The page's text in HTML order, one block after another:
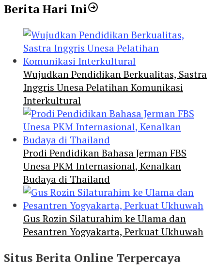
Berita Hari Ini
Wujudkan Pendidikan Berkualitas, Sastra
Inggris Unesa Pelatihan Komunikasi
Interkultural
Prodi Pendidikan Bahasa Jerman FBS
Unesa PKM Internasional, Kenalkan
Budaya di Thailand
Gus Rozin Silaturahim ke Ulama dan
Pesantren Yogyakarta, Perkuat Ukhuwah
Situs Berita Online Terpercaya